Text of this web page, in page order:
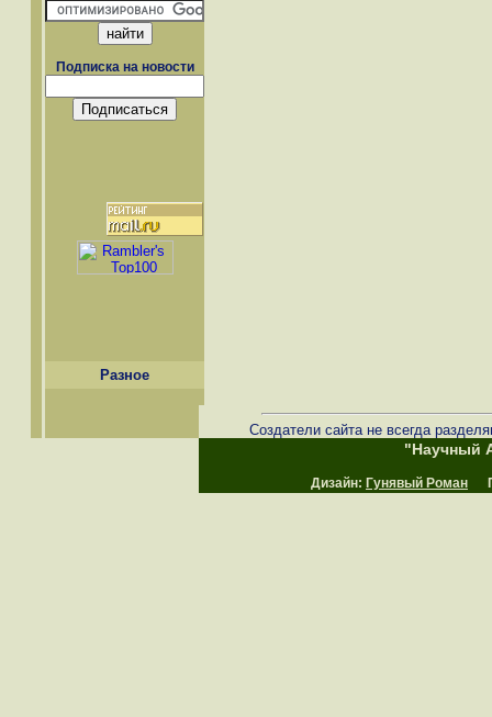
Подписка на новости
Разное
Создатели сайта не всегда
"Научный
Дизайн: Гунявый Роман